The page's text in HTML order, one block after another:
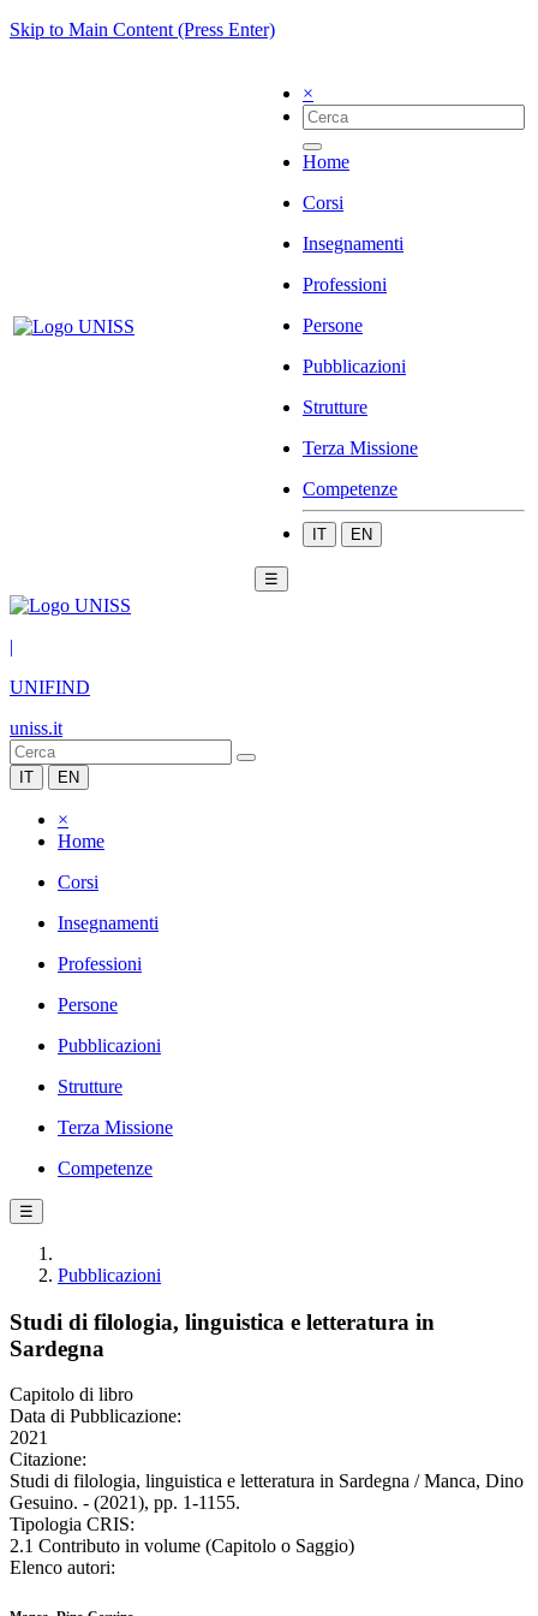
Skip to Main Content (Press Enter)
×
Home
Corsi
Insegnamenti
Professioni
Persone
Pubblicazioni
Strutture
Terza Missione
Competenze
IT EN
☰
|
UNIFIND
uniss.it
IT EN
×
Home
Corsi
Insegnamenti
Professioni
Persone
Pubblicazioni
Strutture
Terza Missione
Competenze
☰
Pubblicazioni
Studi di filologia, linguistica e letteratura in
Sardegna
Capitolo di libro
Data di Pubblicazione:
2021
Citazione:
Studi di filologia, linguistica e letteratura in Sardegna / Manca, Dino
Gesuino. - (2021), pp. 1-1155.
Tipologia CRIS:
2.1 Contributo in volume (Capitolo o Saggio)
Elenco autori: